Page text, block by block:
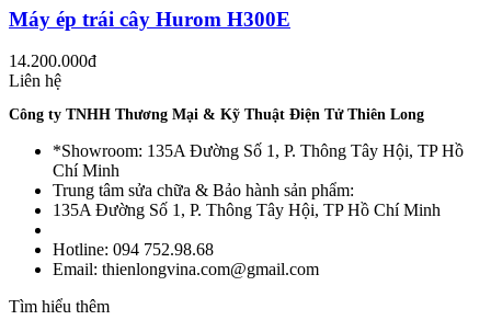
Máy ép trái cây Hurom H300E
14.200.000đ
Liên hệ
Công ty TNHH Thương Mại & Kỹ Thuật Điện Tử Thiên Long
*Showroom: 135A Đường Số 1, P. Thông Tây Hội, TP Hồ
Chí Minh
Trung tâm sửa chữa & Bảo hành sản phẩm:
135A Đường Số 1, P. Thông Tây Hội, TP Hồ Chí Minh
Hotline: 094 752.98.68
Email: thienlongvina.com@gmail.com
Tìm hiểu thêm